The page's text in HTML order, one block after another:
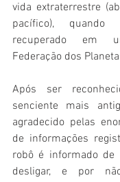
vida extraterrestre
pacífico),
recuperado em
Federação dos
Após ser
senciente mais
agradecido pelas
de informações
robô é informado
desligar, e por